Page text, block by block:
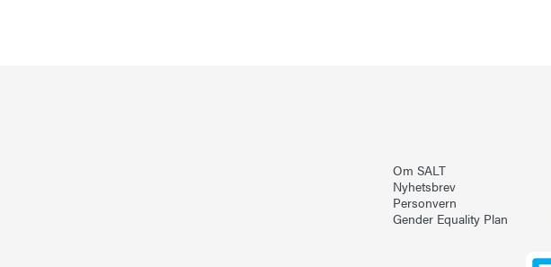
Om SALT
Nyhetsbrev
Personvern
Gender Equality Plan